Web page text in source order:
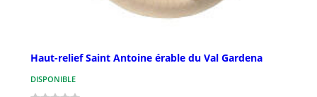
Haut-relief Saint Antoine érable du Val Gardena
DISPONIBLE